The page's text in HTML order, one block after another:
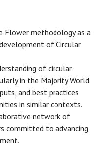
Flower methodology as a
of Circular
of circular
in the Majority World.
and best practices
in similar contexts.
network of
committed to advancing